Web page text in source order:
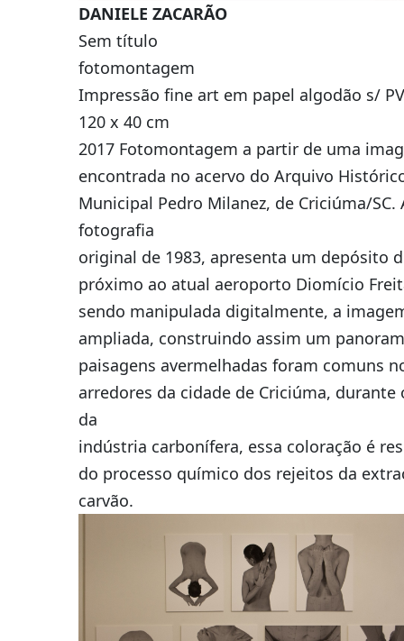
DANIELE ZACARÃO
Sem título
fotomontagem
Impressão fine art em papel algodão s/
120 x 40 cm
2017 Fotomontagem a partir de uma
encontrada no acervo do Arquivo
Municipal Pedro Milanez, de Criciúma/SC.
fotografia
original de 1983, apresenta um depósito
próximo ao atual aeroporto Diomício
sendo manipulada digitalmente, a
ampliada, construindo assim um
paisagens avermelhadas foram comuns
arredores da cidade de Criciúma, durante
da
indústria carbonífera, essa coloração é
do processo químico dos rejeitos da
carvão.